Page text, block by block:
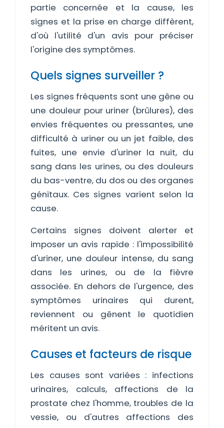
partie concernée et la cause, les
signes et la prise en charge diffèrent,
d'où l'utilité d'un avis pour préciser
l'origine des symptômes.
Quels signes surveiller ?
Les signes fréquents sont une gêne ou
une douleur pour uriner (brûlures), des
envies fréquentes ou pressantes, une
difficulté à uriner ou un jet faible, des
fuites, une envie d'uriner la nuit, du
sang dans les urines, ou des douleurs
du bas-ventre, du dos ou des organes
génitaux. Ces signes varient selon la
cause.
Certains signes doivent alerter et
imposer un avis rapide : l'impossibilité
d'uriner, une douleur intense, du sang
dans les urines, ou de la fièvre
associée. En dehors de l'urgence, des
symptômes urinaires qui durent,
reviennent ou gênent le quotidien
méritent un avis.
Causes et facteurs de risque
Les causes sont variées : infections
urinaires, calculs, affections de la
prostate chez l'homme, troubles de la
vessie, ou d'autres affections des